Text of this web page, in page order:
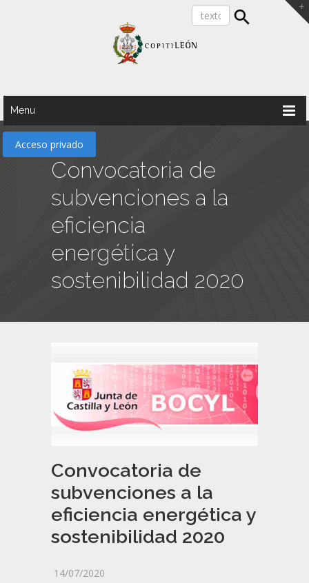
Menu
Acceso privado
Convocatoria de
subvenciones a la
eficiencia
energética y
sostenibilidad 2020
Convocatoria de
subvenciones a la
eficiencia energética y
sostenibilidad 2020
14/07/2020